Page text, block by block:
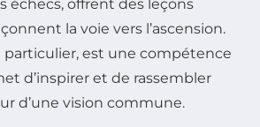
échecs, offrent des leçons
la voie vers l’ascension.
particulier, est une compétence
d’inspirer et de rassembler
d’une vision commune.